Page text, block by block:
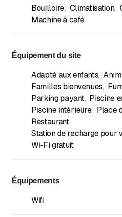
Bouilloire, Climatisation,
Machine à café
Équipement du site
Adapté aux enfants,
Familles bienvenues,
Parking payant, Piscine
Piscine intérieure, Place
Restaurant,
Station de recharge pour
Wi-Fi gratuit
Équipements
Wifi